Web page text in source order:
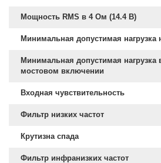
Мощность RMS в 4 Ом (14.4 В)
Минимальная допустимая нагрузка
Минимальная допустимая нагрузка
мостовом включении
Входная чувствительность
Фильтр низких частот
Крутизна спада
Фильтр инфранизких частот